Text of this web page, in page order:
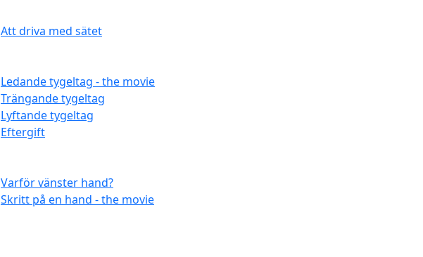
Att driva med sätet
Ledande tygeltag - the movie
Trängande tygeltag
Lyftande tygeltag
Eftergift
Varför vänster hand?
Skritt på en hand - the movie